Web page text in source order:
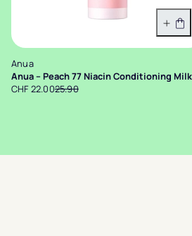
In
Anua
Anua – Peach 77 Niacin Conditioning Milk
CHF 22.0025.90